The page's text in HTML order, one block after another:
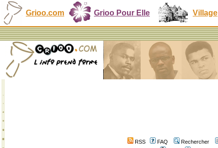
Grioo.com Grioo Pour Elle Village
RSS FAQ
Rechercher